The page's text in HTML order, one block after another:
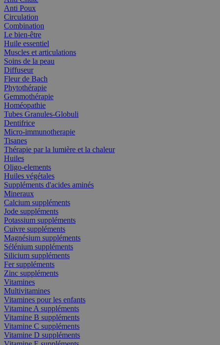
Anti Poux
Circulation
Combination
Le bien-être
Huile essentiel
Muscles et articulations
Soins de la peau
Diffuseur
Fleur de Bach
Phytothérapie
Gemmothérapie
Homéopathie
Tubes Granules-Globuli
Dentifrice
Micro-immunotherapie
Tisanes
Thérapie par la lumière et la chaleur
Huiles
Oligo-elements
Huiles végétales
Suppléments d'acides aminés
Mineraux
Calcium suppléments
Jode suppléments
Potassium suppléments
Cuivre suppléments
Magnésium suppléments
Sélénium suppléments
Silicium suppléments
Fer suppléments
Zinc suppléments
Vitamines
Multivitamines
Vitamines pour les enfants
Vitamine A suppléments
Vitamine B suppléments
Vitamine C suppléments
Vitamine D suppléments